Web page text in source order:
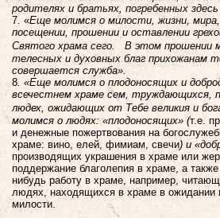
родителях и братьях, погребенных
7. «Еще молимся о милости, жизни, мира,
посещении, прошении и оставлении
Святого храма сего. В этом прошении
телесных и духовных благ прихожанам
совершается служба».
8. «Еще молимся о плодоносящих и
всечестнем храме сем, труждающихся,
людех, ожидающих от Тебе великия и
молимся о людях: «плодоносящих» (т.е.
и денежные пожертвования на
храме: вино, елей, фимиам, свечи) и
производящих украшения в храме или
поддержание благолепия в храме, а
нибудь работу в храме, например,
людях, находящихся в храме в ожидании
милости.